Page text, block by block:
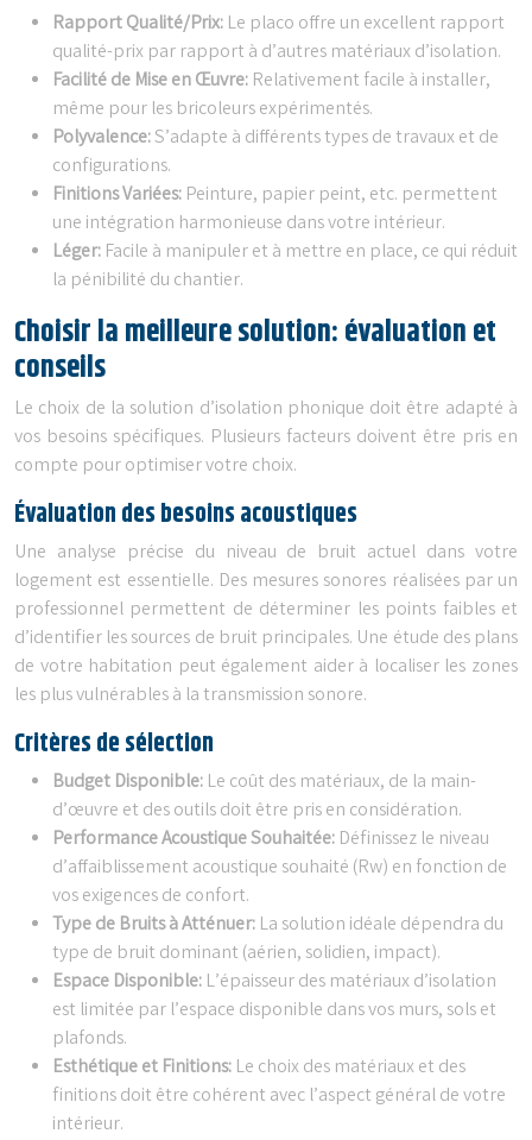
Rapport Qualité/Prix: Le placo offre un excellent rapport
qualité-prix par rapport à d’autres matériaux d’isolation.
Facilité de Mise en Œuvre: Relativement facile à installer,
même pour les bricoleurs expérimentés.
Polyvalence:S’adapte à différents types de travaux et de
configurations.
Finitions Variées: Peinture, papier peint, etc. permettent
une intégration harmonieuse dans votre intérieur.
Léger: Facile à manipuler et à mettre en place, ce qui réduit
la pénibilité du chantier.
Choisir la meilleure solution: évaluation et
conseils
Le choix de la solution d’isolation phonique doit être adapté à
vos besoins spécifiques. Plusieurs facteurs doivent être pris en
compte pour optimiser votre choix.
Évaluation des besoins acoustiques
Une analyse précise du niveau de bruit actuel dans votre
logement est essentielle. Des mesures sonores réalisées par un
professionnel permettent de déterminer les points faibles et
d’identifier les sources de bruit principales. Une étude des plans
de votre habitation peut également aider à localiser les zones
les plus vulnérables à la transmission sonore.
Critères de sélection
Budget Disponible: Le coût des matériaux, de la main-
d’œuvre et des outils doit être pris en considération.
Performance Acoustique Souhaitée: Définissez le niveau
d’affaiblissement acoustique souhaité (Rw) en fonction de
vos exigences de confort.
Type de Bruits à Atténuer: La solution idéale dépendra du
type de bruit dominant (aérien, solidien, impact).
Espace Disponible: L’épaisseur des matériaux d’isolation
est limitée par l’espace disponible dans vos murs, sols et
plafonds.
Esthétique et Finitions: Le choix des matériaux et des
finitions doit être cohérent avec l’aspect général de votre
intérieur.